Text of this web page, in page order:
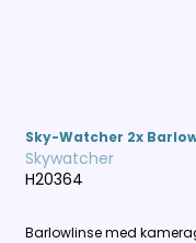
Sky-Watcher 2x
Skywatcher
H20364
Barlowlinse med